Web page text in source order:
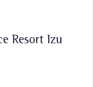
Resort Izu